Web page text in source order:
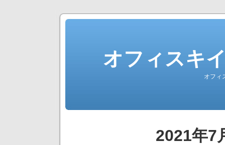
オフィスキ
オフィ
2021年7